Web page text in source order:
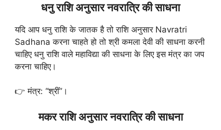
धनु राशि अनुसार नवरात्रि की साधना
यदि आप धनु राशि के जातक है तो राशि अनुसार Navratri
Sadhana करना चाहते हो तो श्री कमला देवी की साधना करनी
चाहिए धनु राशि वाले महाविद्या की साधना के लिए इस मंत्र का जप
करना चाहिए।
👉 मंत्र: “श्रीं”।
मकर राशि अनुसार नवरात्रि की साधना